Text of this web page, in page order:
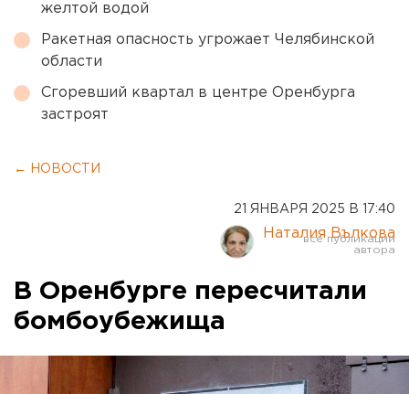
желтой водой
Ракетная опасность угрожает Челябинской
области
Сгоревший квартал в центре Оренбурга
застроят
← НОВОСТИ
21 ЯНВАРЯ 2025 В 17:40
Наталия Вълкова
В Оренбурге пересчитали
бомбоубежища